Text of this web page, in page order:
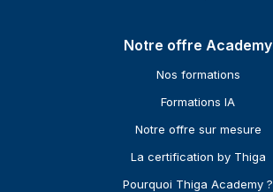
Notre offre Academy
Nos formations
Formations IA
Notre offre sur mesure
La certification by Thiga
Pourquoi Thiga Academy ?